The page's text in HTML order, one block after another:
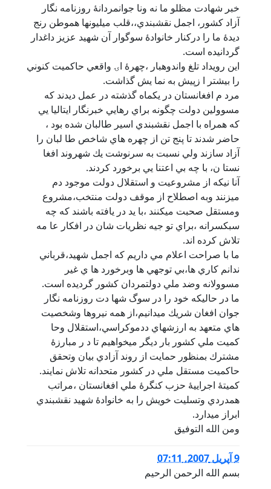
خبر شهادت مظلو ما نه ونا جوانمردانۀ روزنامه نگار
آزاد كشور، اجمل نقشبندي،،قلب ميليونها هموطن رنج
ديدۀ ما را دركنار خانوادۀ سوگوار آن شهيد عزيز داغدار
گردانيده است.
اين رويداد تلغ واندوهبار ،چهرۀ اۍ واقعي حاكميت كنوني
را بيشتر ا زپيش به نما يش گذاشت.
مرد م افغانستان در يكماه گذشته در عمل ديدند كه
مسوولين دولت چگونه براي رهايي خبرنگار ايتاليا يي
كه همراه با اجمل نقشبندي اسير طالبان شده بود ،
حاضر شدند تا پنج تن از چهره هاي شاخص طا لبان را
آزاد سازند ولي نسبت به سرنوشت يك شهروند افغا
نستا ن، با چه بي اعتنا يي برخورد كردند.
آنا نيكه از مشروعيت و استقلال دولت موجود دم
ميزنند وبه اصطلاح از موقف دولت منتخب،مشروع
ومستقل صحبت ميكنند ،با يد در يافته باشند كه چه
سبكسرانه ،براي تو جيه نظريات شان در افكار عا مه
تلاش كرده اند.
ما با صراحت اعلام مي داريم كه اجمل شهيد،قرباني
ندانم كاري ها،بي توجهي ها وبرخورد ها ي غير
مسوولانه وضد ملي دولتمردان كشور گرديده است.
ما در حاليكه خود را در سوگ شها دت روزنامه نگار
جوان افغان شريك ميدانيم،از همه نيروها وشخصيت
هاي متعهد به ارزشهاي ددموكراسي،استقلال وحا
كميت ملي كشور بار ديگر ميخواهيم تا د ر مبارزۀ
مشترك بمنظور حمايت از روند آزادي بيان وتحقق
حاكميت مستقل ملي در كشور متحدانه تلاش نمايند.
كميتۀ اجراييۀ حزب كنگرۀ ملي افغانستان ،مراتب
همدردي وتسليت خويش را به خانوادۀ شهيد نقشبندي
ابراز ميدارد.
ومن الله التوفيق
9 آپریل 2007, 07:11
بسم الله الرحمن الرحیم